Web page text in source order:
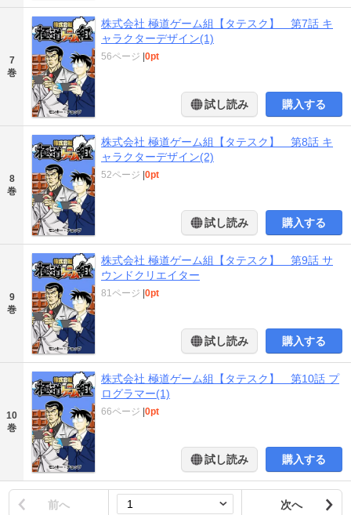
7
巻
株式会社 極道ゲーム組【タテスク】 第7話 キ
ャラクターデザイン(1)
56ページ |0pt
試し読み 購入する
8
巻
株式会社 極道ゲーム組【タテスク】 第8話 キ
ャラクターデザイン(2)
52ページ |0pt
試し読み 購入する
9
巻
株式会社 極道ゲーム組【タテスク】 第9話 サ
ウンドクリエイター
81ページ |0pt
試し読み 購入する
10
巻
株式会社 極道ゲーム組【タテスク】 第10話 プ
ログラマー(1)
66ページ |0pt
試し読み 購入する
前へ 次へ